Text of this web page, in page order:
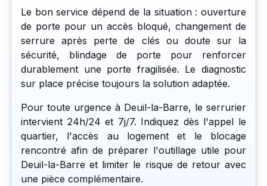
Le bon service dépend de la situation : ouverture
de porte pour un accès bloqué, changement de
serrure après perte de clés ou doute sur la
sécurité, blindage de porte pour renforcer
durablement une porte fragilisée. Le diagnostic
sur place précise toujours la solution adaptée.
Pour toute urgence à Deuil-la-Barre, le serrurier
intervient 24h/24 et 7j/7. Indiquez dès l'appel le
quartier, l'accès au logement et le blocage
rencontré afin de préparer l'outillage utile pour
Deuil-la-Barre et limiter le risque de retour avec
une pièce complémentaire.